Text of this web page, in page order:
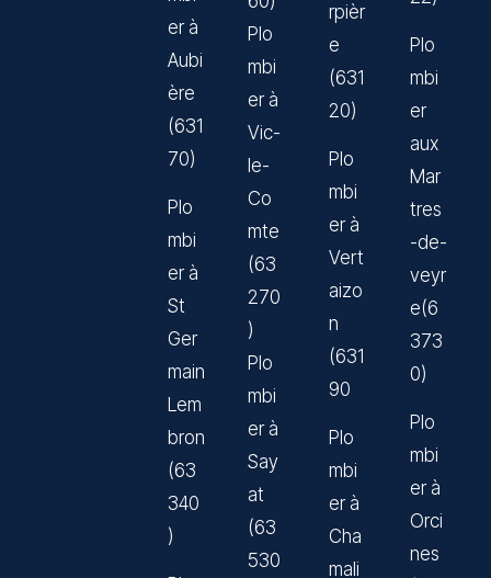
er à
Aubi
ère
(631
70)
Plo
mbi
er à
St
Ger
main
Lem
bron
(63
340
)
Plo
mbi
er à
Vic-
le-
Co
mte
(63
270
)
Plo
mbi
er à
Say
at
(63
530
rpièr
e
(631
20)
Plo
mbi
er à
Vert
aizo
n
(631
90
Plo
mbi
er à
Cha
mali
Plo
mbi
er
aux
Mar
tres
-de-
veyr
e(6
373
0)
Plo
mbi
er à
Orci
nes